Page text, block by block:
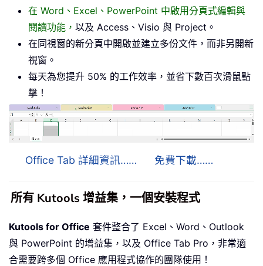
在 Word、Excel、PowerPoint 中啟用分頁式編輯與
閱讀功能， 以及 Access、Visio 與 Project。
在同視窗的新分頁中開啟並建立多份文件，而非另開新
視窗。
每天為您提升 50% 的工作效率，並省下數百次滑鼠點
擊！
Office Tab 詳細資訊…… 免費下載……
所有 Kutools 增益集，一個安裝程式
Kutools for Office 套件整合了 Excel、Word、Outlook
與 PowerPoint 的增益集，以及 Office Tab Pro，非常適
合需要跨多個 Office 應用程式協作的團隊使用！